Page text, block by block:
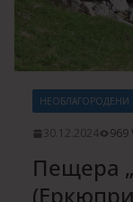
НЕОБЛАГОРОДЕНИ
30.12.2024 969
Пещера